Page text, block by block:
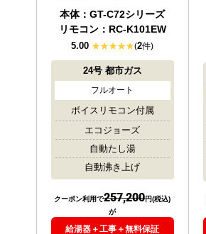
本体：GT-C72シリーズ
リモコン：RC-K101EW
5.00 (2件)
24号都市ガス
フルオート
ボイスリモコン付属
エコジョーズ
自動たし湯
自動沸き上げ
クーポン利用で257,200円(税込)
が
給湯器＋工事＋無料保証